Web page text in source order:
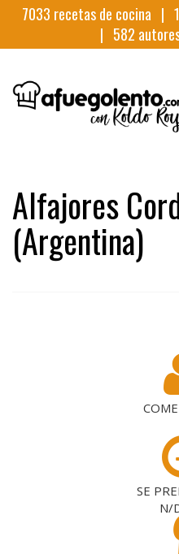
7033 recetas de cocina |
| 582
Alfajores
(Argentina)
SE
N/